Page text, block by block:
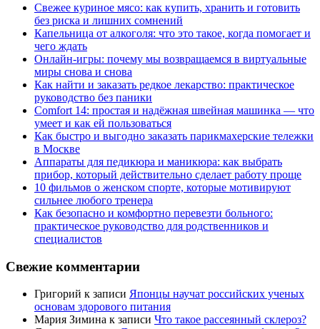
Свежее куриное мясо: как купить, хранить и готовить
без риска и лишних сомнений
Капельница от алкоголя: что это такое, когда помогает и
чего ждать
Онлайн-игры: почему мы возвращаемся в виртуальные
миры снова и снова
Как найти и заказать редкое лекарство: практическое
руководство без паники
Comfort 14: простая и надёжная швейная машинка — что
умеет и как ей пользоваться
Как быстро и выгодно заказать парикмахерские тележки
в Москве
Аппараты для педикюра и маникюра: как выбрать
прибор, который действительно сделает работу проще
10 фильмов о женском спорте, которые мотивируют
сильнее любого тренера
Как безопасно и комфортно перевезти больного:
практическое руководство для родственников и
специалистов
Свежие комментарии
Григорий к записи Японцы научат российских ученых
основам здорового питания
Мария Зимина к записи Что такое рассеянный склероз?